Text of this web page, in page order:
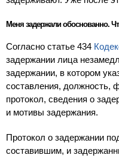
Меня задержали обоснованно.
Согласно статье 434
задержании лица
задержании, в котором
составления, должность,
протокол, сведения о
и мотивы задержания.
Протокол о задержании
составившим, и